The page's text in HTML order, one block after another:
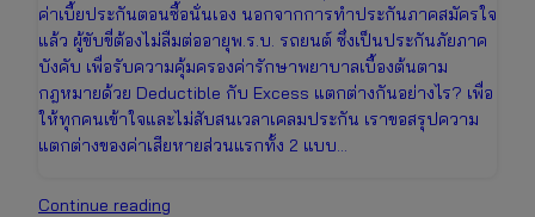
ค่าเบี้ยประกันตอนซื้อนั่นเอง นอกจากการทำประกันภาคสมัครใจ
แล้ว ผู้ขับขี่ต้องไม่ลืมต่ออายุพ.ร.บ. รถยนต์ ซึ่งเป็นประกันภัยภาค
บังคับ เพื่อรับความคุ้มครองค่ารักษาพยาบาลเบื้องต้นตาม
กฎหมายด้วย Deductible กับ Excess แตกต่างกันอย่างไร? เพื่อ
ให้ทุกคนเข้าใจและไม่สับสนเวลาเคลมประกัน เราขอสรุปความ
แตกต่างของค่าเสียหายส่วนแรกทั้ง 2 แบบ…
Continue reading